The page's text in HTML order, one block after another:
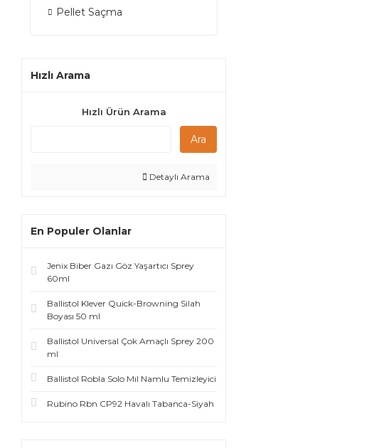
Pellet Saçma
Hızlı Arama
Hızlı Ürün Arama
Ara
Detaylı Arama
En Populer Olanlar
Jenix Biber Gazı Göz Yaşartıcı Sprey
60ml
Ballistol Klever Quick-Browning Silah
Boyası 50 ml
Ballistol Universal Çok Amaçlı Sprey 200
ml
Ballistol Robla Solo Mıl Namlu Temizleyici
Rubino Rbn CP92 Havalı Tabanca-Siyah